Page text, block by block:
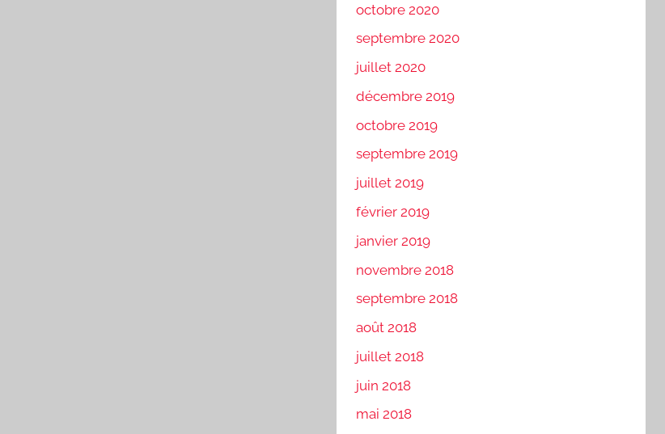
octobre 2020
septembre 2020
juillet 2020
décembre 2019
octobre 2019
septembre 2019
juillet 2019
février 2019
janvier 2019
novembre 2018
septembre 2018
août 2018
juillet 2018
juin 2018
mai 2018